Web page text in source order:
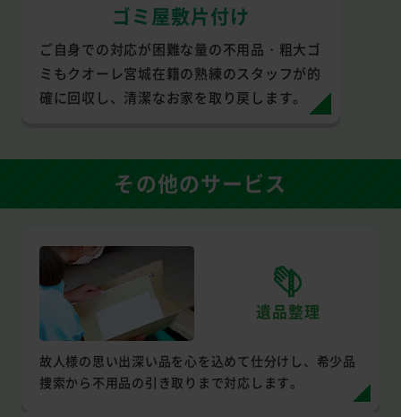
ゴミ屋敷片付け
ご自身での対応が困難な量の不用品・粗大ゴ
ミもクオーレ宮城在籍の熟練のスタッフが的
確に回収し、清潔なお家を取り戻します。
その他のサービス
遺品整理
故人様の思い出深い品を心を込めて仕分けし、希少品
捜索から不用品の引き取りまで対応します。